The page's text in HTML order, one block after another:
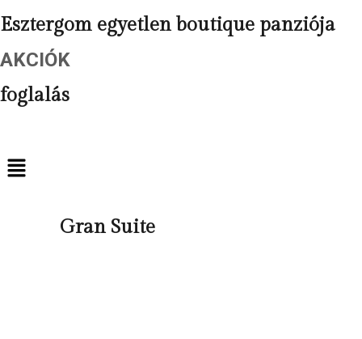
Esztergom egyetlen boutique panziója
AKCIÓK
foglalás
Gran Suite